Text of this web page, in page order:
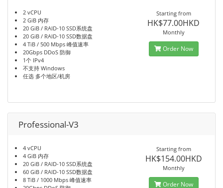
2 vCPU
2 GiB 内存
20 GiB / RAID-10 SSD系统盘
20 GiB / RAID-10 SSD数据盘
4 TiB / 500 Mbps 峰值速率
20Gbps DDoS 防御
1个 IPv4
不支持 Windows
任选 多个地区/机房
Starting from
HK$77.00HKD
Monthly
Order Now
Professional-V3
4 vCPU
4 GiB 内存
20 GiB / RAID-10 SSD系统盘
60 GiB / RAID-10 SSD数据盘
8 TiB / 1000 Mbps 峰值速率
Starting from
HK$154.00HKD
Monthly
Order Now